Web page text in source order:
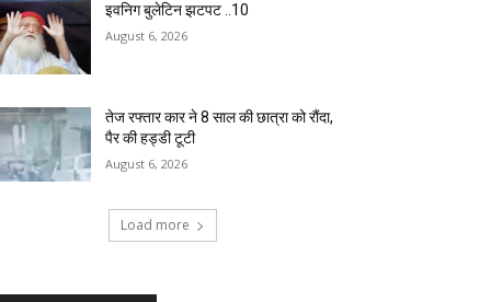
इवनिग बुलेटिन झटपट ..10
August 6, 2026
तेज रफ्तार कार ने 8 साल की छात्रा को रौंदा,
पैर की हड्डी टूटी
August 6, 2026
Load more